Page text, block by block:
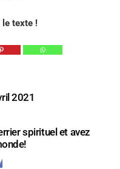
le texte !
2021
spirituel et avez